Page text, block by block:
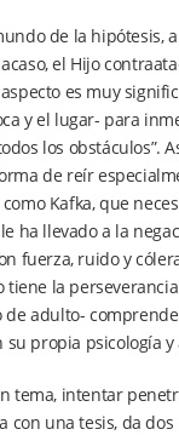
de la
el Hijo
es muy
y el lugar- para
los
de reír
Kafka, que
ha llevado a la
fuerza, ruido y
la
adulto-
propia psicología
tema, intentar
con una tesis, da